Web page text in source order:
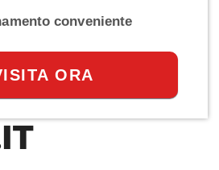
conveniente
ORA